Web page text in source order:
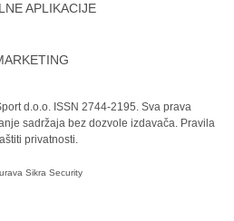
APLIKACIJE
d.o.o. ISSN 2744-2195. Sva prava
sadržaja bez dozvole izdavača. Pravila
privatnosti.
Sikra Security